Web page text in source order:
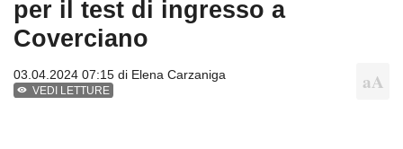
per il test di ingresso a
Coverciano
03.04.2024 07:15 di Elena Carzaniga
VEDI LETTURE